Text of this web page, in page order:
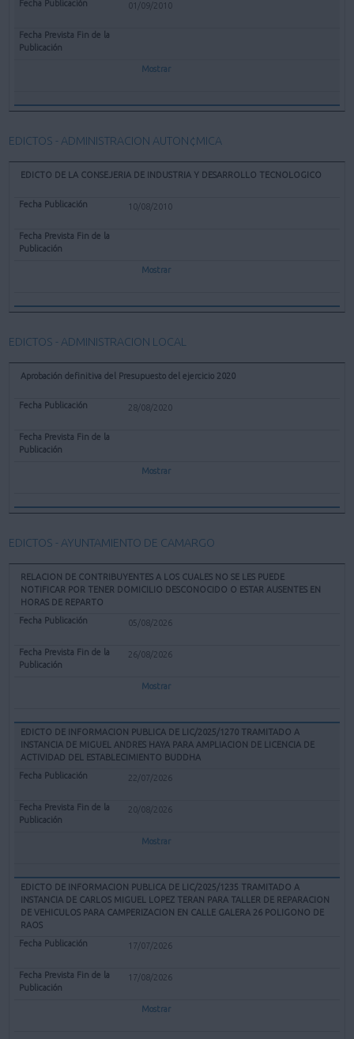
01/09/2010
Mostrar
EDICTOS - ADMINISTRACION AUTON¢MICA
EDICTO DE LA CONSEJERIA DE INDUSTRIA Y DESARROLLO TECNOLOGICO
10/08/2010
Mostrar
EDICTOS - ADMINISTRACION LOCAL
Aprobación definitiva del Presupuesto del ejercicio 2020
28/08/2020
Mostrar
EDICTOS - AYUNTAMIENTO DE CAMARGO
RELACION DE CONTRIBUYENTES A LOS CUALES NO SE LES PUEDE
NOTIFICAR POR TENER DOMICILIO DESCONOCIDO O ESTAR AUSENTES EN
HORAS DE REPARTO
05/08/2026
26/08/2026
Mostrar
EDICTO DE INFORMACION PUBLICA DE LIC/2025/1270 TRAMITADO A
INSTANCIA DE MIGUEL ANDRES HAYA PARA AMPLIACION DE LICENCIA DE
ACTIVIDAD DEL ESTABLECIMIENTO BUDDHA
22/07/2026
20/08/2026
Mostrar
EDICTO DE INFORMACION PUBLICA DE LIC/2025/1235 TRAMITADO A
INSTANCIA DE CARLOS MIGUEL LOPEZ TERAN PARA TALLER DE REPARACION
DE VEHICULOS PARA CAMPERIZACION EN CALLE GALERA 26 POLIGONO DE
RAOS
17/07/2026
17/08/2026
Mostrar